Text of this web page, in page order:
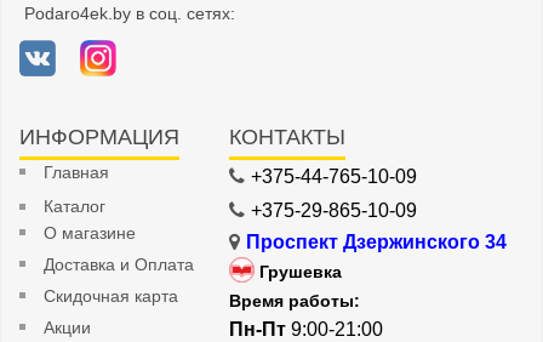
Podaro4ek.by в соц. сетях:
ИНФОРМАЦИЯ
Главная
Каталог
О магазине
Доставка и Оплата
Скидочная карта
Акции
КОНТАКТЫ
+375-44-765-10-09
+375-29-865-10-09
Проспект Дзержинского 34
Грушевка
Время работы:
Пн-Пт 9:00-21:00